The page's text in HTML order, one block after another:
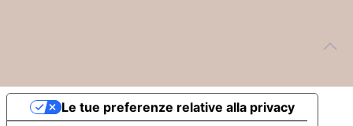
Le tue preferenze relative alla privacy